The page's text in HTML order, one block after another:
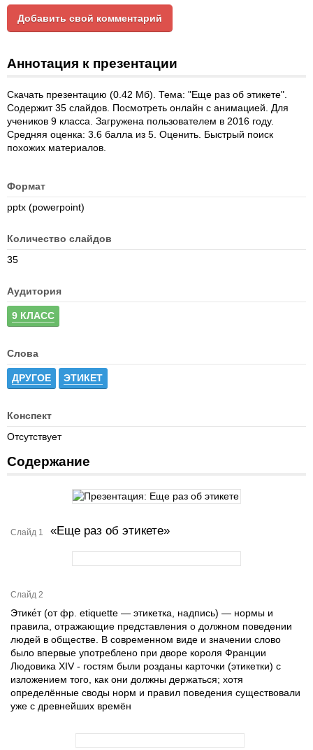
Добавить свой комментарий
Аннотация к презентации
Скачать презентацию (0.42 Мб). Тема: "Еще раз об этикете".
Содержит 35 слайдов. Посмотреть онлайн с анимацией. Для
учеников 9 класса. Загружена пользователем в 2016 году.
Средняя оценка: 3.6 балла из 5. Оценить. Быстрый поиск
похожих материалов.
Формат
pptx (powerpoint)
Количество слайдов
35
Аудитория
9 КЛАСС
Слова
ДРУГОЕ ЭТИКЕТ
Конспект
Отсутствует
Содержание
Слайд 1 «Еще раз об этикете»
Слайд 2
Этике́т (от фр. etiquette — этикетка, надпись) — нормы и
правила, отражающие представления о должном поведении
людей в обществе. В современном виде и значении слово
было впервые употреблено при дворе короля Франции
Людовика ХIV - гостям были розданы карточки (этикетки) с
изложением того, как они должны держаться; хотя
определённые своды норм и правил поведения существовали
уже с древнейших времён